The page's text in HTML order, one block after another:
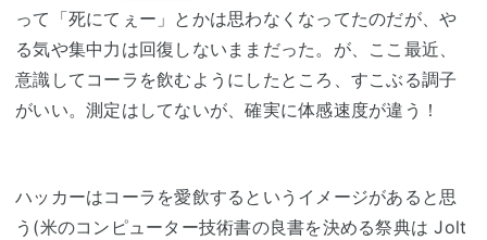
って「死にてぇー」とかは思わなくなってたのだが、や
る気や集中力は回復しないままだった。が、ここ最近、
意識してコーラを飲むようにしたところ、すこぶる調子
がいい。測定はしてないが、確実に体感速度が違う！
ハッカーはコーラを愛飲するというイメージがあると思
う(米のコンピューター技術書の良書を決める祭典は Jolt